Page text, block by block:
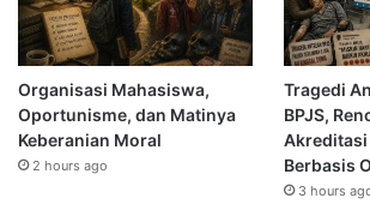
Organisasi Mahasiswa,
Oportunisme, dan Matinya
Keberanian Moral
2 hours ago
Tragedi
BPJS,
Akreditasi
Berbasis
3 hours